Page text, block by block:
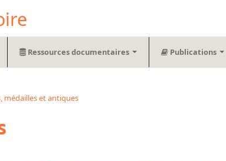
Ressources documentaires Publications
médailles et antiques